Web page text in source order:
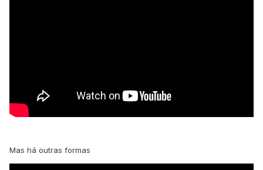
Mas há outras formas